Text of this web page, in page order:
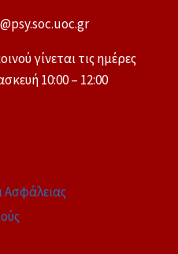
γίνεται τις ημέρες
10:00 – 12:00
Ασφάλειας